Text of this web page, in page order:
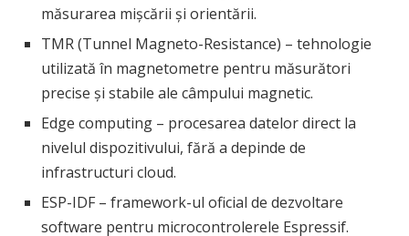
măsurarea mișcării și orientării.
TMR (Tunnel Magneto-Resistance) – tehnologie
utilizată în magnetometre pentru măsurători
precise și stabile ale câmpului magnetic.
Edge computing – procesarea datelor direct la
nivelul dispozitivului, fără a depinde de
infrastructuri cloud.
ESP-IDF – framework-ul oficial de dezvoltare
software pentru microcontrolerele Espressif.